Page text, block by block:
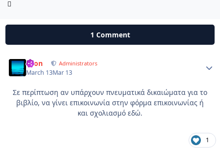
1 Comment
Leon Administrators
March 13Mar 13
Σε περίπτωση αν υπάρχουν πνευματικά δικαιώματα για το
βιβλίο, να γίνει επικοινωνία στην φόρμα επικοινωνίας ή
και σχολιασμό εδώ.
1